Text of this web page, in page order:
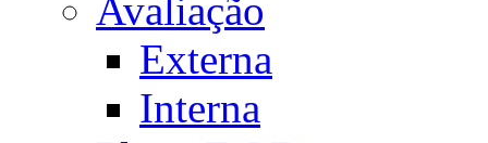
Avaliação
Externa
Interna